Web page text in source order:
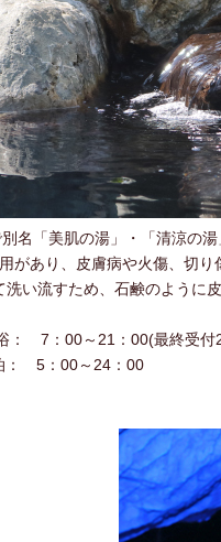
名「美肌の湯」・「清涼の湯
があり、皮膚病や火傷、切り
い流すため、石鹸のように
21：00(最終受付20
5：00～24：00